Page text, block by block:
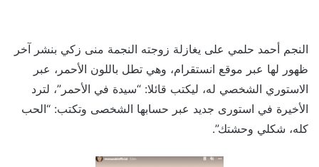
النجم أحمد حلمي على يغازلة زوجته النجمة منى زكي بنشر آخر
ظهور لها عبر موقع انستقرام، وهي تطل باللون الأحمر، عبر
الاستوري الشخصي له، ليكتب قائلا: “سيدة في الأحمر”، لترد
الأخيرة في استورى جديد عبر حسابها الشخصى وتكتب: “الحب
كله، شكلي وحشتك”.